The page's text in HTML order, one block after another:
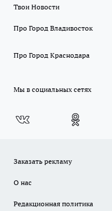
Твои Новости
Про Город Владивосток
Про Город Краснодара
Мы в социальных сетях
Заказать рекламу
О нас
Редакционная политика